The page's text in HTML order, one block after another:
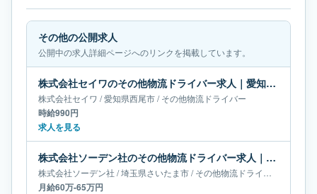
その他の公開求人
公開中の求人詳細ページへのリンクを掲載しています。
株式会社セイワのその他物流ドライバー求人｜愛知県西尾市
株式会社セイワ /愛知県西尾市/その他物流ドライバー
時給990円
求人を見る
株式会社ソーデン社のその他物流ドライバー求人｜埼玉県さいたま市｜月給60万-65万円
株式会社ソーデン社 /埼玉県さいたま市/その他物流ドライバー
月給60万-65万円